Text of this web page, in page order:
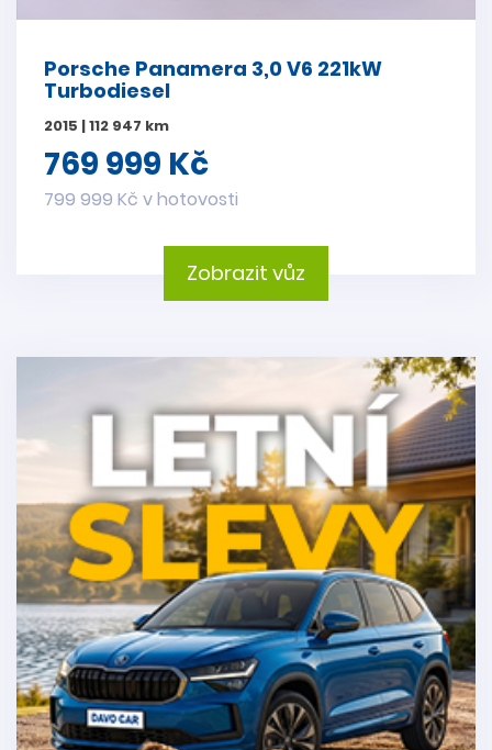
Porsche Panamera 3,0 V6 221kW
Turbodiesel
2015 | 112 947 km
769 999 Kč
799 999 Kč v hotovosti
Zobrazit vůz